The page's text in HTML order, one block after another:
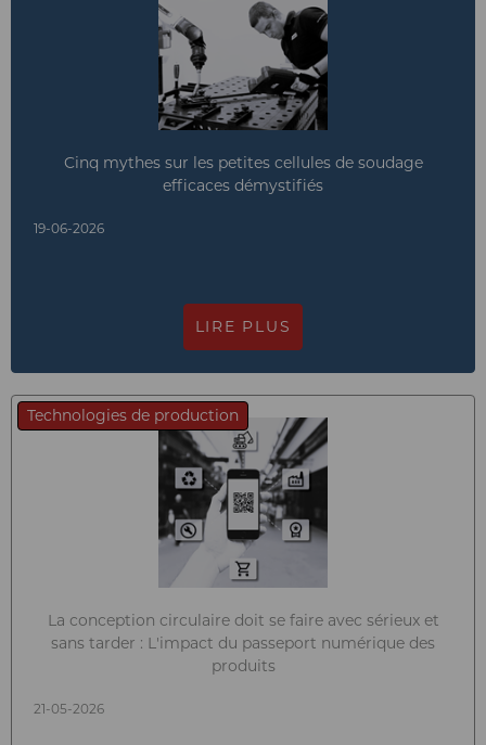
Cinq mythes sur les petites cellules de soudage
efficaces démystifiés
19-06-2026
LIRE PLUS
Technologies de production
La conception circulaire doit se faire avec sérieux et
sans tarder : L'impact du passeport numérique des
produits
21-05-2026